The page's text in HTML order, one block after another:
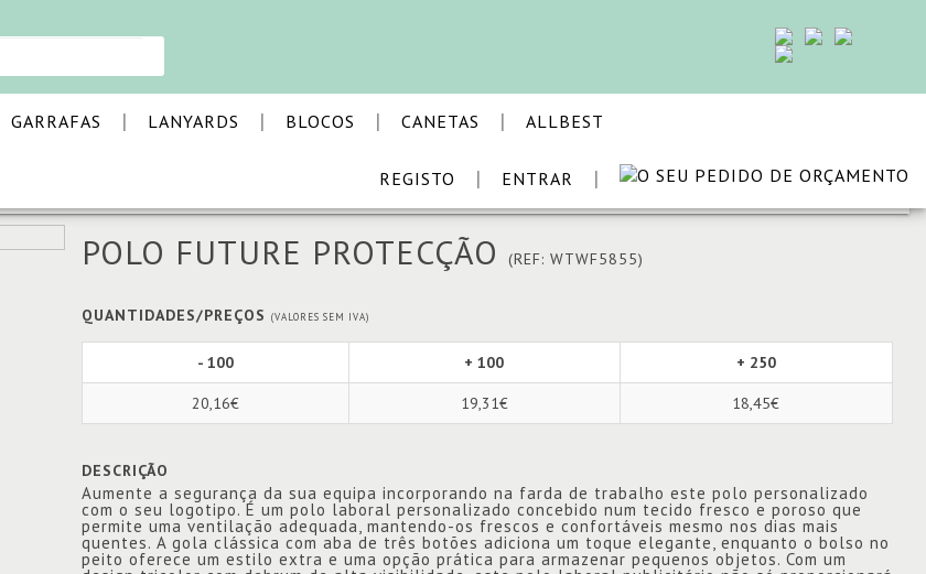
GARRAFAS | LANYARDS | BLOCOS | CANETAS | ALLBEST
|
ENTRAR
|
REGISTO VOLTAR
POLO FUTURE PROTECÇÃO (REF: WTWF5855)
QUANTIDADES/PREÇOS (VALORES SEM IVA)
- 100 + 100 + 250
20,16€ 19,31€ 18,45€
DESCRIÇÃO
Aumente a segurança da sua equipa incorporando na farda de trabalho este polo personalizado
com o seu logotipo. É um polo laboral personalizado concebido num tecido fresco e poroso que
permite uma ventilação adequada, mantendo-os frescos e confortáveis mesmo nos dias mais
quentes. A gola clássica com aba de três botões adiciona um toque elegante, enquanto o bolso no
peito oferece um estilo extra e uma opção prática para armazenar pequenos objetos. Com um